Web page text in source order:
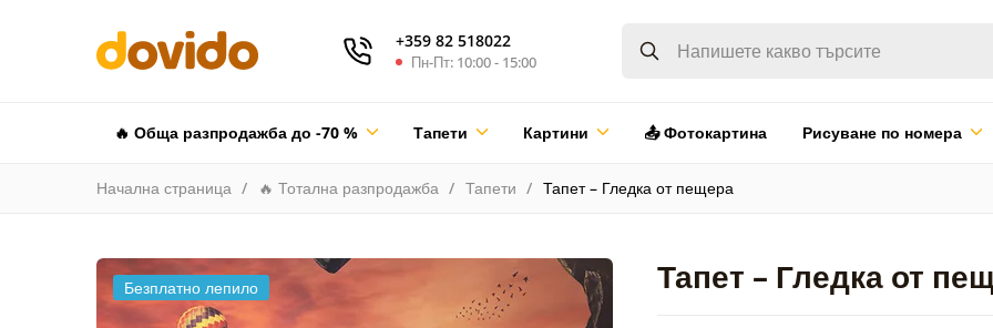
+359 82 518022
Пн-Пт: 10:00 - 15:00
🔥 Обща разпродажба до -70 % Тапети Картини 📤 Фотокартина Рисуване по номера
Начална страница 🔥 Тотална разпродажба Тапети Тапет – Гледка от пещера
Тапет – Гледка от
Безплатно лепило